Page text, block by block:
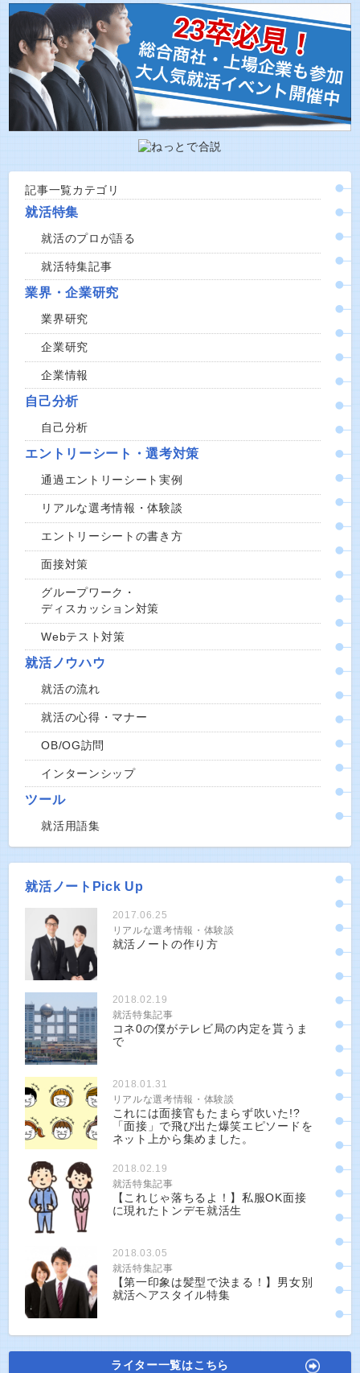
記事一覧カテゴリ
就活特集
就活のプロが語る
就活特集記事
業界・企業研究
業界研究
企業研究
企業情報
自己分析
自己分析
エントリーシート・選考対策
通過エントリーシート実例
リアルな選考情報・体験談
エントリーシートの書き方
面接対策
グループワーク・
ディスカッション対策
Webテスト対策
就活ノウハウ
就活の流れ
就活の心得・マナー
OB/OG訪問
インターンシップ
ツール
就活用語集
就活ノートPick Up
2017.06.25
リアルな選考情報・体験談
就活ノートの作り方
2018.02.19
就活特集記事
コネ0の僕がテレビ局の内定を貰うま
で
2018.01.31
リアルな選考情報・体験談
これには面接官もたまらず吹いた!?
「面接」で飛び出た爆笑エピソードを
ネット上から集めました。
2018.02.19
就活特集記事
【これじゃ落ちるよ！】私服OK面接
に現れたトンデモ就活生
2018.03.05
就活特集記事
【第一印象は髪型で決まる！】男女別
就活ヘアスタイル特集
ライター一覧はこちら